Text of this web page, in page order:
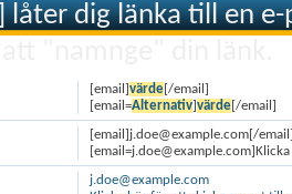
låter dig länka till en
[email]värde[/email]
[email=Alternativ]värde[/email]
[email]j.doe@example.com[/
j.doe@example.com